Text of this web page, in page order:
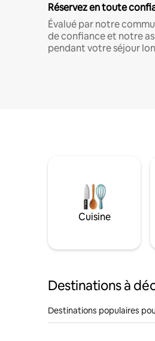
Réservez en toute
Évalué par notre
de confiance et notre
pendant votre séjour
Cuisine
Destinations à
Destinations populaires